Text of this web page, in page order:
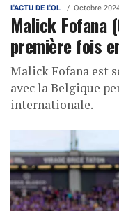
L'ACTU DE L'OL Octobre
Malick Fofana
première fois
Malick Fofana est
avec la Belgique
internationale.